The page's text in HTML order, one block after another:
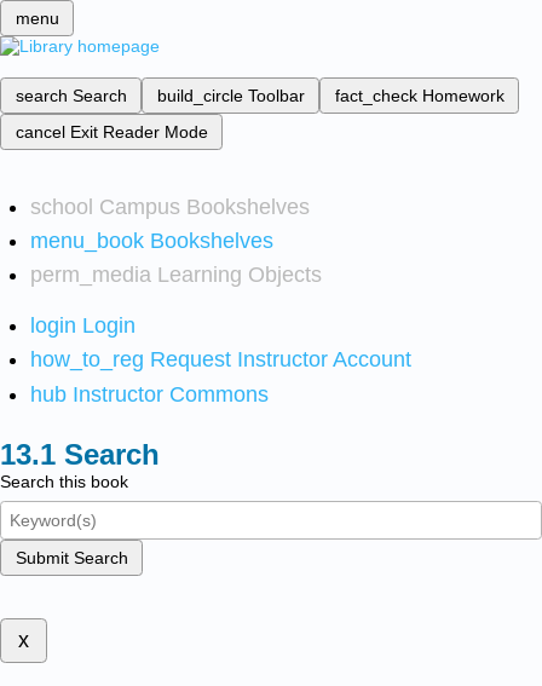
menu
search Search build_circle Toolbar fact_check Homework
cancel Exit Reader Mode
school Campus Bookshelves
menu_book Bookshelves
perm_media Learning Objects
login Login
how_to_reg Request Instructor Account
hub Instructor Commons
Search
Search this book
Submit Search
x